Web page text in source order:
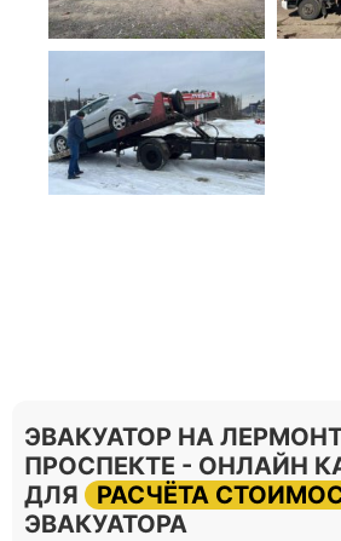
ЭВАКУАТОР НА
ПРОСПЕКТЕ - ОНЛАЙН
ДЛЯ
РАСЧЁТА
ЭВАКУАТОРА